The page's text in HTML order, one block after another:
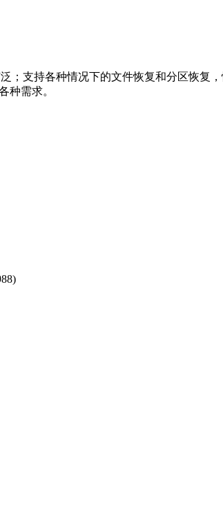
；支持各种情况下的文件恢复和分区恢复
种需求。